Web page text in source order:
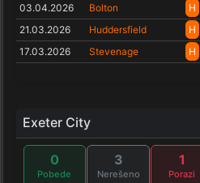
03.04.2026 Bolton H
21.03.2026 Huddersfield H
17.03.2026 Stevenage H
Exeter City
0
Pobede
3
Nerešeno
1
Porazi